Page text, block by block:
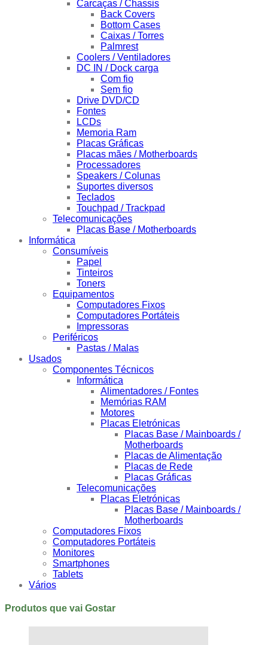
Carcaças / Chassis
Back Covers
Bottom Cases
Caixas / Torres
Palmrest
Coolers / Ventiladores
DC IN / Dock carga
Com fio
Sem fio
Drive DVD/CD
Fontes
LCDs
Memoria Ram
Placas Gráficas
Placas mães / Motherboards
Processadores
Speakers / Colunas
Suportes diversos
Teclados
Touchpad / Trackpad
Telecomunicações
Placas Base / Motherboards
Informática
Consumíveis
Papel
Tinteiros
Toners
Equipamentos
Computadores Fixos
Computadores Portáteis
Impressoras
Periféricos
Pastas / Malas
Usados
Componentes Técnicos
Informática
Alimentadores / Fontes
Memórias RAM
Motores
Placas Eletrónicas
Placas Base / Mainboards /
Motherboards
Placas de Alimentação
Placas de Rede
Placas Gráficas
Telecomunicações
Placas Eletrónicas
Placas Base / Mainboards /
Motherboards
Computadores Fixos
Computadores Portáteis
Monitores
Smartphones
Tablets
Vários
Produtos que vai Gostar